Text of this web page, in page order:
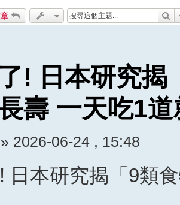
! 日本研究揭
壽 一天吃1道
2026-06-24 , 15:48
日本研究揭「9類